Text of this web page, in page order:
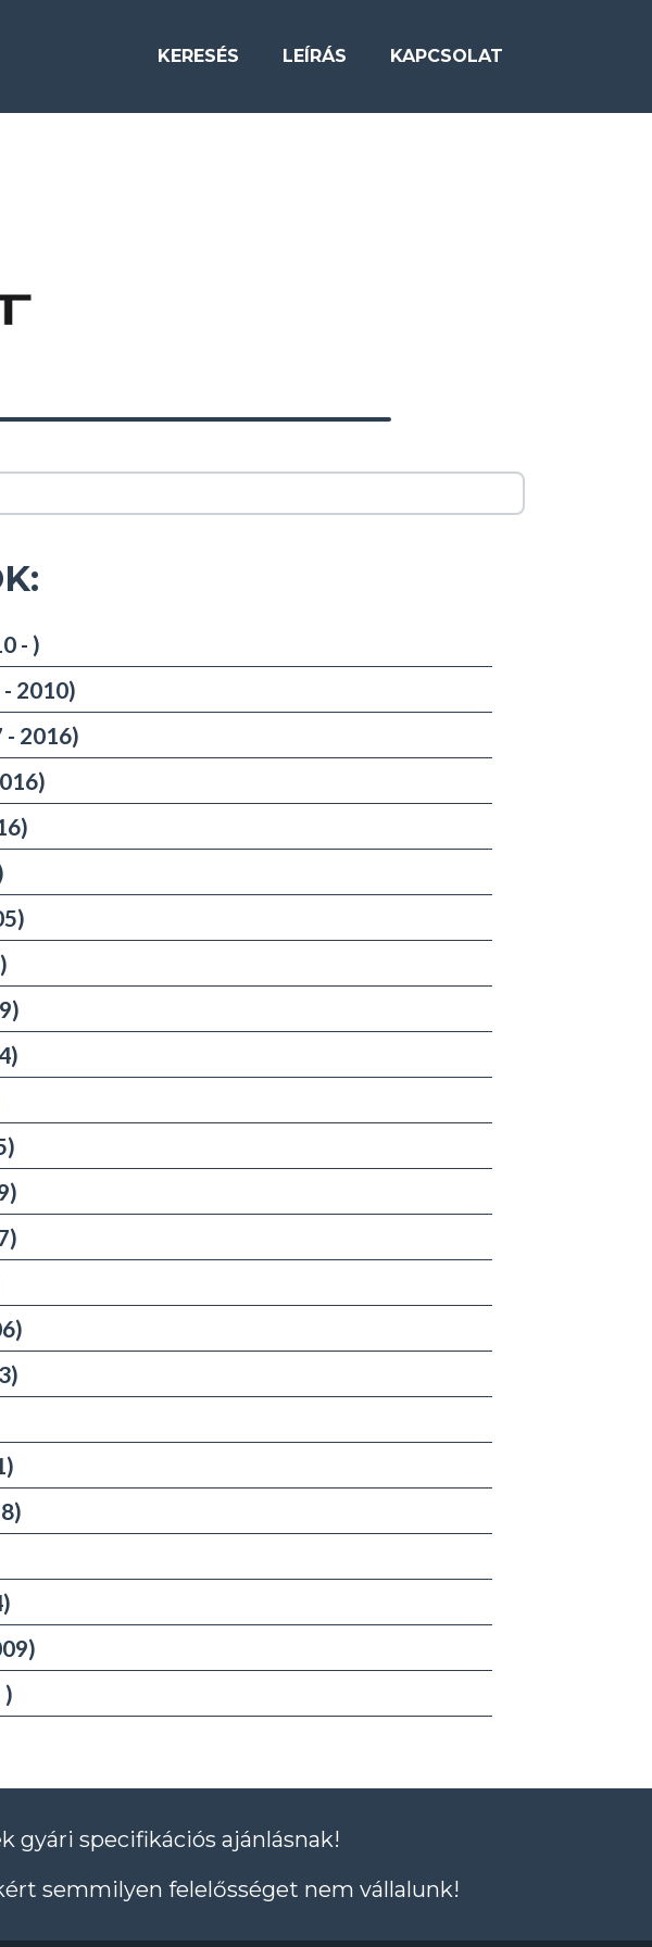
KERESÉS LEÍRÁS KAPCSOLAT
- )
2010)
- 2016)
)
specifikációs ajánlásnak!
semmilyen felelősséget nem vállalunk!